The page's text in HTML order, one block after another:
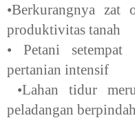
•Berkurangnya zat
produktivitas tanah
• Petani setempat
pertanian intensif
•Lahan tidur
peladangan berpindah